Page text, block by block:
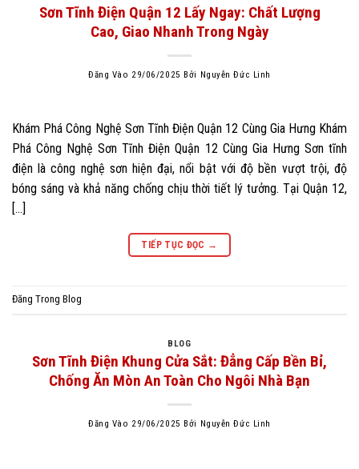
Sơn Tĩnh Điện Quận 12 Lấy Ngay: Chất Lượng
Cao, Giao Nhanh Trong Ngày
Đăng Vào 29/06/2025 Bởi Nguyễn Đức Linh
Khám Phá Công Nghệ Sơn Tĩnh Điện Quận 12 Cùng Gia Hưng Khám
Phá Công Nghệ Sơn Tĩnh Điện Quận 12 Cùng Gia Hưng Sơn tĩnh
điện là công nghệ sơn hiện đại, nổi bật với độ bền vượt trội, độ
bóng sáng và khả năng chống chịu thời tiết lý tưởng. Tại Quận 12,
[…]
TIẾP TỤC ĐỌC →
Đăng Trong Blog
BLOG
Sơn Tĩnh Điện Khung Cửa Sắt: Đẳng Cấp Bền Bỉ,
Chống Ăn Mòn An Toàn Cho Ngôi Nhà Bạn
Đăng Vào 29/06/2025 Bởi Nguyễn Đức Linh